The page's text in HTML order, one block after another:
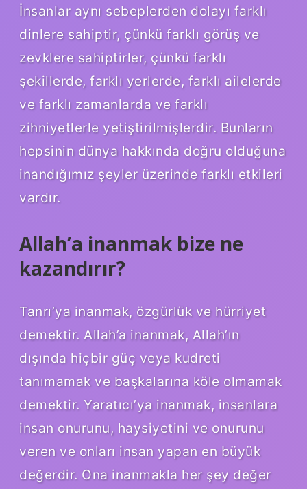
İnsanlar aynı sebeplerden dolayı farklı
dinlere sahiptir, çünkü farklı görüş ve
zevklere sahiptirler, çünkü farklı
şekillerde, farklı yerlerde, farklı ailelerde
ve farklı zamanlarda ve farklı
zihniyetlerle yetiştirilmişlerdir. Bunların
hepsinin dünya hakkında doğru olduğuna
inandığımız şeyler üzerinde farklı etkileri
vardır.
Allah’a inanmak bize ne
kazandırır?
Tanrı’ya inanmak, özgürlük ve hürriyet
demektir. Allah’a inanmak, Allah’ın
dışında hiçbir güç veya kudreti
tanımamak ve başkalarına köle olmamak
demektir. Yaratıcı’ya inanmak, insanlara
insan onurunu, haysiyetini ve onurunu
veren ve onları insan yapan en büyük
değerdir. Ona inanmakla her şey değer